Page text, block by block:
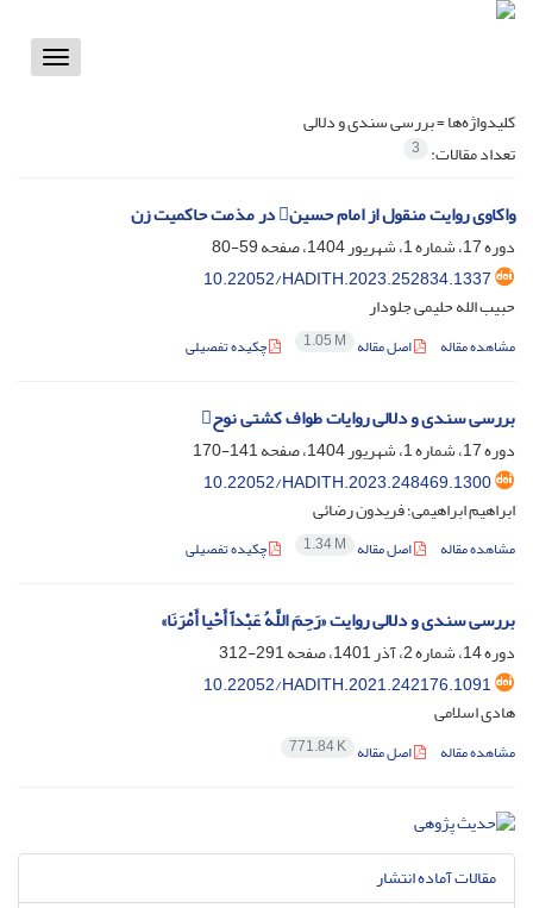
Toggle
کلیدواژه‌ها =بررسی سندی و دلالی
تعداد مقالات: 3
واکاوی روایت منقول از امام حسین در مذمت حاکمیت زن
دوره 17، شماره 1، شهریور 1404، صفحه
59-80
10.22052/HADITH.2023.252834.1337
حبیب الله حلیمی جلودار
مشاهده مقاله اصل مقاله 1.05 M چکیده تفصیلی
بررسی سندی و دلالی روایات طواف کشتی نوح
دوره 17، شماره 1، شهریور 1404، صفحه
141-170
10.22052/HADITH.2023.248469.1300
ابراهیم ابراهیمی؛ فریدون رضائی
مشاهده مقاله اصل مقاله 1.34 M چکیده تفصیلی
بررسی سندی و دلالی روایت «رَحِمَ‏ اللَّهُ‏ عَبْداً أَحْیا أَمْرَنَا»
دوره 14، شماره 2، آذر 1401، صفحه
291-312
10.22052/HADITH.2021.242176.1091
هادی اسلامی
مشاهده مقاله اصل مقاله 771.84 K
مقالات آماده انتشار